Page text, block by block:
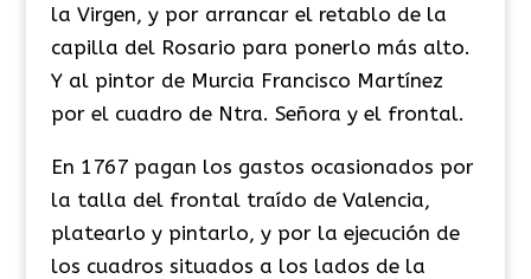
la Virgen, y por arrancar el retablo de la
capilla del Rosario para ponerlo más alto.
Y al pintor de Murcia Francisco Martínez
por el cuadro de Ntra. Señora y el frontal.
​En 1767 pagan los gastos ocasionados por
la talla del frontal traído de Valencia,
platearlo y pintarlo, y por la ejecución de
los cuadros situados a los lados de la